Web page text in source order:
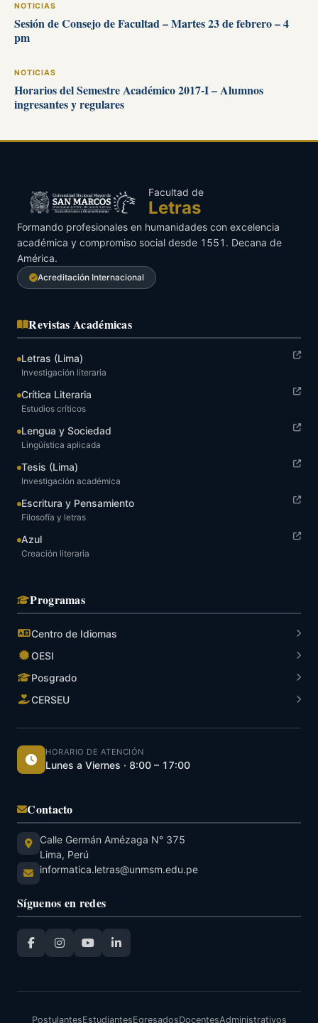
NOTICIAS
Sesión de Consejo de Facultad – Martes 23 de febrero – 4
pm
NOTICIAS
Horarios del Semestre Académico 2017-I – Alumnos
ingresantes y regulares
Facultad de
Letras
Formando profesionales en humanidades con excelencia
académica y compromiso social desde 1551. Decana de
América.
Acreditación Internacional
Revistas Académicas
Letras (Lima)
Investigación literaria
Crítica Literaria
Estudios críticos
Lengua y Sociedad
Lingüística aplicada
Tesis (Lima)
Investigación académica
Escritura y Pensamiento
Filosofía y letras
Azul
Creación literaria
Programas
Centro de Idiomas
OESI
Posgrado
CERSEU
HORARIO DE ATENCIÓN
Lunes a Viernes · 8:00 – 17:00
Contacto
Calle Germán Amézaga N° 375
Lima, Perú
informatica.letras@unmsm.edu.pe
Síguenos en redes
PostulantesEstudiantesEgresadosDocentesAdministrativos